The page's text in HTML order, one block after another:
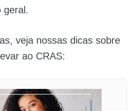
geral.
veja nossas dicas sobre
ao CRAS: